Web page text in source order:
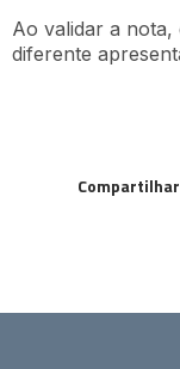
Ao validar a nota,
diferente